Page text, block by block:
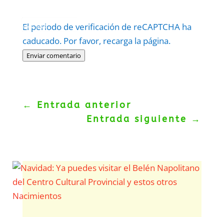
El periodo de verificación de reCAPTCHA ha
caducado. Por favor, recarga la página.
Enviar comentario
Politica–Términos.
← Entrada anterior
Entrada siguiente
→